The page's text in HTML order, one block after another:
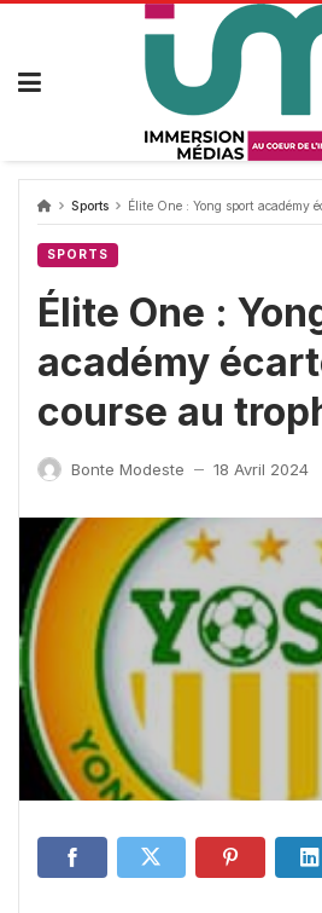
Passer
Sports Élite One : Yong sport académy
SPORTS
Élite One :
académy
course au
Bonte Modeste — 18 Avril 2024